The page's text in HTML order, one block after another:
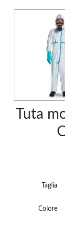
Tuta
Taglia
Colore